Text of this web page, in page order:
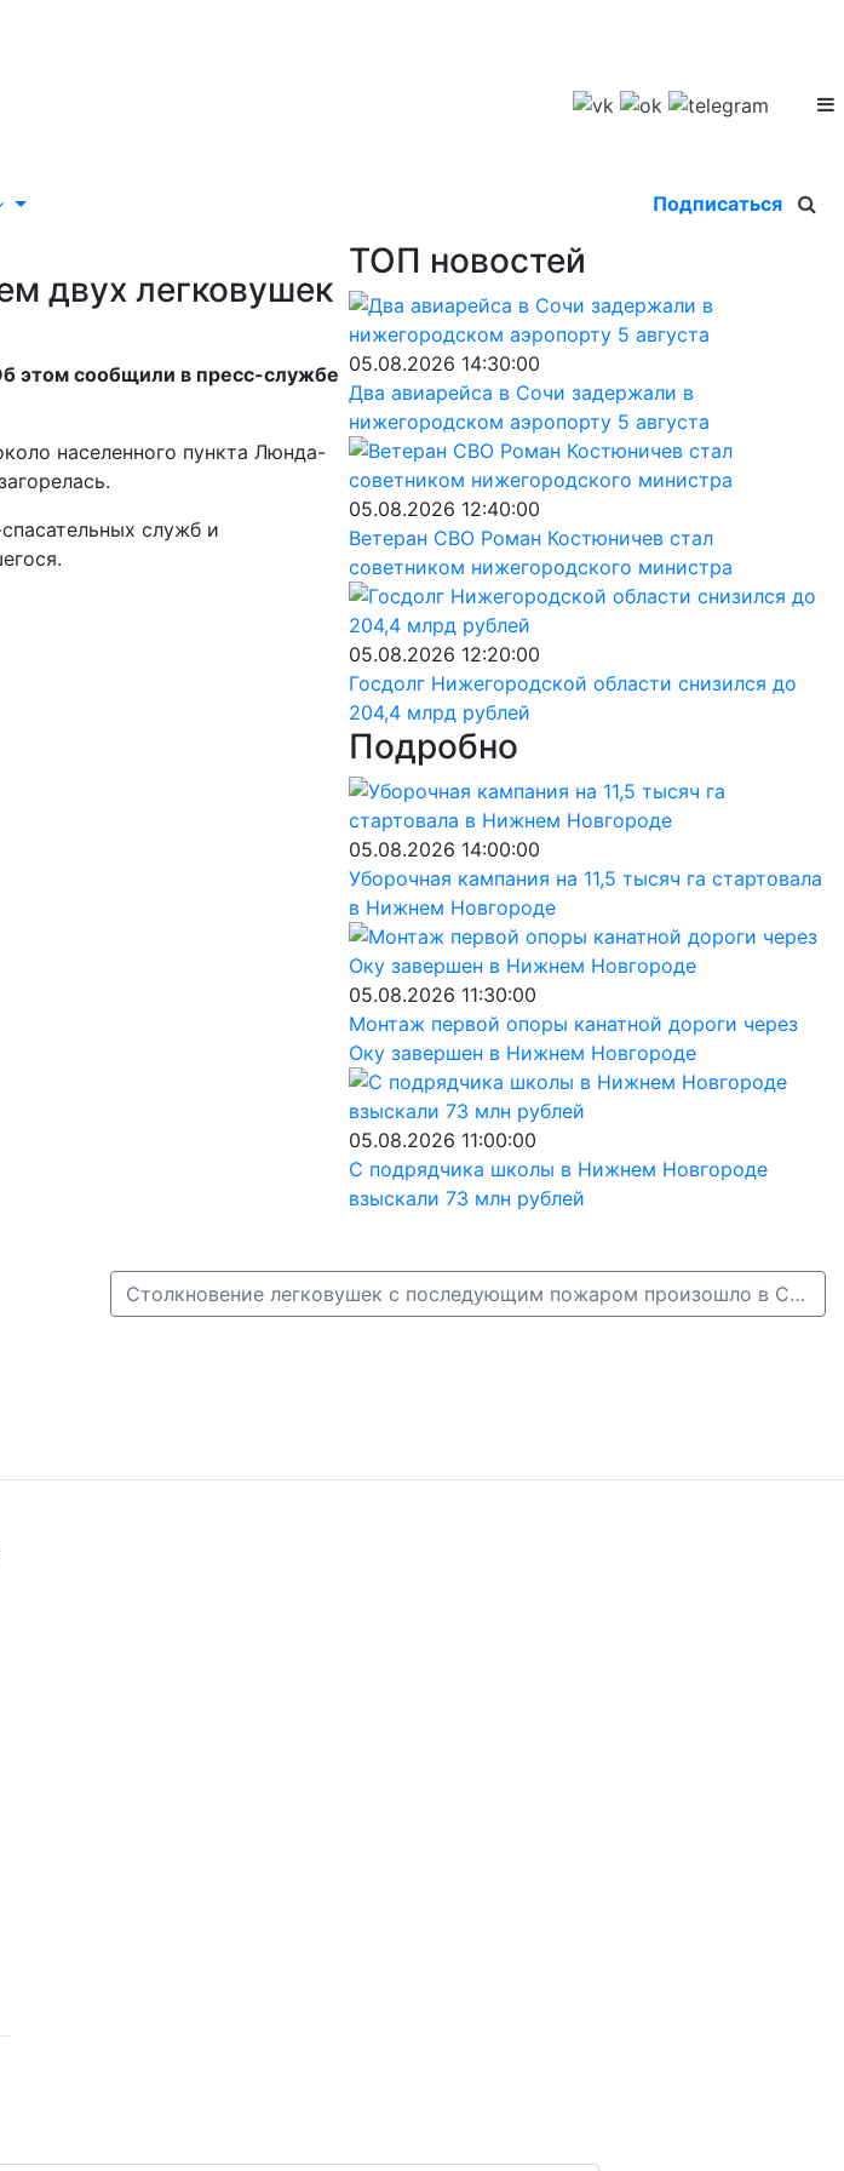
Подписаться
двух легковушек
этом сообщили в пресс-службе
населенного пункта Люнда-
служб и
ТОП новостей
05.08.2026 14:30:00
Два авиарейса в Сочи задержали в
нижегородском аэропорту 5 августа
05.08.2026 12:40:00
Ветеран СВО Роман Костюничев стал
советником нижегородского министра
05.08.2026 12:20:00
Госдолг Нижегородской области снизился до
204,4 млрд рублей
Подробно
05.08.2026 14:00:00
Уборочная кампания на 11,5 тысяч га стартовала
в Нижнем Новгороде
05.08.2026 11:30:00
Монтаж первой опоры канатной дороги через
Оку завершен в Нижнем Новгороде
05.08.2026 11:00:00
С подрядчика школы в Нижнем Новгороде
взыскали 73 млн рублей
Столкновение легковушек с последующим пожаром произошло в Семеновском округе →